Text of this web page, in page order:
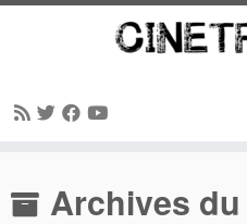
au
Archives